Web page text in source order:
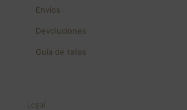
Envíos
Devoluciones
Guía de tallas
Legal